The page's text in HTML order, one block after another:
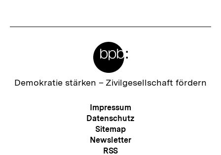
Zur
Demokratie stärken – Zivilgesellschaft fördern
Meta-
Navigation
Impressum
Datenschutz
Sitemap
Newsletter
RSS